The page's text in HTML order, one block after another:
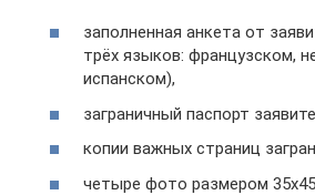
заполненная анкета от
трёх языков: французском,
испанском),
заграничный паспорт
копии важных страниц
четыре фото размером